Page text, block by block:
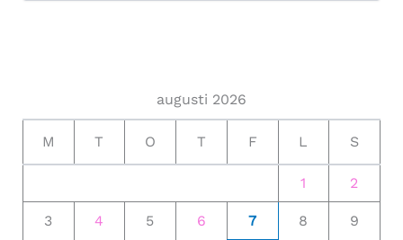
augusti 2026
M T O T F L S
1 2
3 4 5 6 7 8 9